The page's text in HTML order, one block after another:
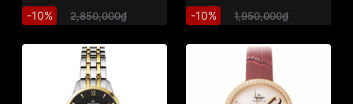
-10% 2,850,000₫ -10% 1,950,000₫